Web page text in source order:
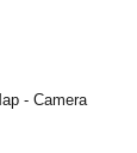
- Camera